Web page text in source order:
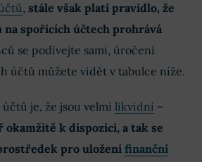
, stále však platí pravidlo, že
na spořicích účtech prohrává
se podívejte sami, úročení
účtů můžete vidět v tabulce níže.
je, že jsou velmi likvidní –
okamžitě k dispozici, a tak se
pro uložení finanční